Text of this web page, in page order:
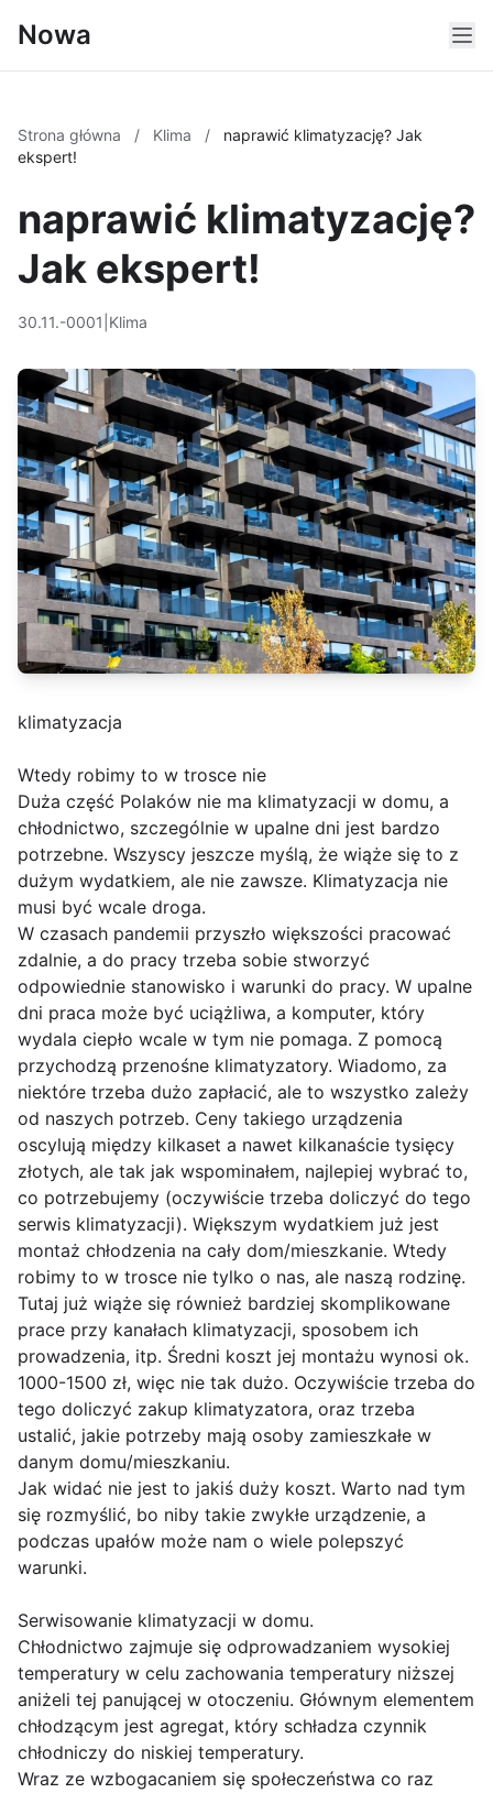
Nowa
Strona główna / Klima /
naprawić klimatyzację? Jak
ekspert!
naprawić klimatyzację?
Jak ekspert!
30.11.-0001 Klima
klimatyzacja
Wtedy robimy to w trosce nie
Duża część Polaków nie ma klimatyzacji w domu, a
chłodnictwo, szczególnie w upalne dni jest bardzo
potrzebne. Wszyscy jeszcze myślą, że wiąże się to z
dużym wydatkiem, ale nie zawsze. Klimatyzacja nie
musi być wcale droga.
W czasach pandemii przyszło większości pracować
zdalnie, a do pracy trzeba sobie stworzyć
odpowiednie stanowisko i warunki do pracy. W upalne
dni praca może być uciążliwa, a komputer, który
wydala ciepło wcale w tym nie pomaga. Z pomocą
przychodzą przenośne klimatyzatory. Wiadomo, za
niektóre trzeba dużo zapłacić, ale to wszystko zależy
od naszych potrzeb. Ceny takiego urządzenia
oscylują między kilkaset a nawet kilkanaście tysięcy
złotych, ale tak jak wspominałem, najlepiej wybrać to,
co potrzebujemy (oczywiście trzeba doliczyć do tego
serwis klimatyzacji). Większym wydatkiem już jest
montaż chłodzenia na cały dom/mieszkanie. Wtedy
robimy to w trosce nie tylko o nas, ale naszą rodzinę.
Tutaj już wiąże się również bardziej skomplikowane
prace przy kanałach klimatyzacji, sposobem ich
prowadzenia, itp. Średni koszt jej montażu wynosi ok.
1000-1500 zł, więc nie tak dużo. Oczywiście trzeba do
tego doliczyć zakup klimatyzatora, oraz trzeba
ustalić, jakie potrzeby mają osoby zamieszkałe w
danym domu/mieszkaniu.
Jak widać nie jest to jakiś duży koszt. Warto nad tym
się rozmyślić, bo niby takie zwykłe urządzenie, a
podczas upałów może nam o wiele polepszyć
warunki.
Serwisowanie klimatyzacji w domu.
Chłodnictwo zajmuje się odprowadzaniem wysokiej
temperatury w celu zachowania temperatury niższej
aniżeli tej panującej w otoczeniu. Głównym elementem
chłodzącym jest agregat, który schładza czynnik
chłodniczy do niskiej temperatury.
Wraz ze wzbogacaniem się społeczeństwa co raz